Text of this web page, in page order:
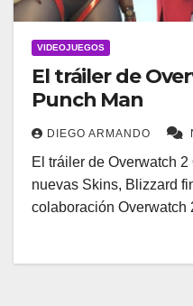
VIDEOJUEGOS
El tráiler de
Punch Man
DIEGO ARMANDO
El tráiler de Overwatch
nuevas Skins, Blizzard
colaboración Overwatch